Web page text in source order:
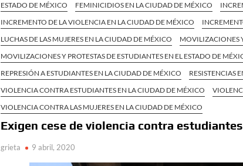
ESTADO DE MÉXICO
FEMINICIDIOS EN LA CIUDAD DE MÉXICO
INCREMENTO DE LA VIOLENCIA EN LA CIUDAD DE MÉXICO
LUCHAS DE LAS MUJERES EN LA CIUDAD DE MÉXICO
MOVILIZACIONES
MOVILIZACIONES Y PROTESTAS DE ESTUDIANTES EN EL ESTADO DE
REPRESIÓN A ESTUDIANTES EN LA CIUDAD DE MÉXICO
RESISTENCIAS
VIOLENCIA CONTRA ESTUDIANTES EN LA CIUDAD DE MÉXICO
VIOLENCIA CONTRA LAS MUJERES EN LA CIUDAD DE MÉXICO
Exigen cese de violencia contra
grieta 9 abril, 2020